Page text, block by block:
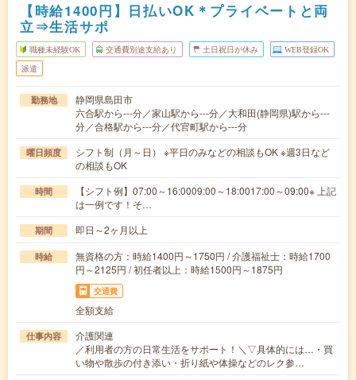
【時給1400円】日払いOK＊プライベートと両
立⇒生活サポ
職種未経験OK 交通費別途支給あり 土日祝日が休み WEB登録OK
派遣
勤務地
静岡県島田市
六合駅から---分／家山駅から---分／大和田(静岡県)駅から---
分／合格駅から---分／代官町駅から---分
曜日頻度
シフト制（月～日） ※平日のみなどの相談もOK ※週3日など
の相談もOK
時間
【シフト例】07:00～16:0009:00～18:0017:00～09:00※ 上記
は一例です！そ…
期間 即日～2ヶ月以上
時給
無資格の方：時給1400円～1750円 / 介護福祉士：時給1700
円～2125円 / 初任者以上：時給1500円～1875円
交通費
全額支給
仕事内容
介護関連
／利用者の方の日常生活をサポート！＼▽具体的には…・買
い物や散歩の付き添い・折り紙や体操などのレク参…